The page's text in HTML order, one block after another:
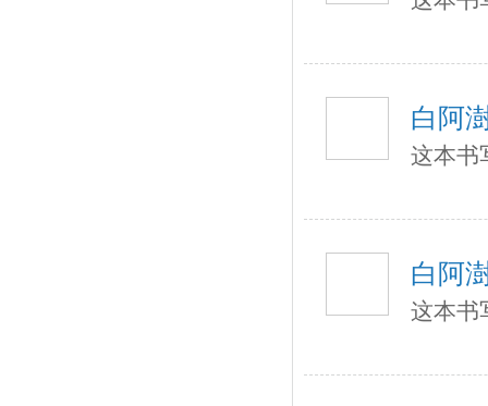
白阿
这本书
白阿
这本书